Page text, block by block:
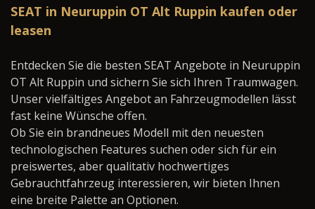
SEAT in Neuruppin OT Alt Ruppin kaufen oder
leasen
Entdecken Sie die besten SEAT Angebote in Neuruppin
OT Alt Ruppin und sichern Sie sich Ihren Traumwagen.
Unser vielfältiges Angebot an Fahrzeugmodellen lässt
fast keine Wünsche offen.
Ob Sie ein brandneues Modell mit den neuesten
technologischen Features suchen oder sich für ein
preiswertes, aber qualitativ hochwertiges
Gebrauchtfahrzeug interessieren, wir bieten Ihnen
eine breite Palette an Optionen.